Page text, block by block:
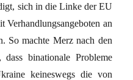
sich in die Linke der EU
Verhandlungsangeboten an
So machte Merz nach den
binationale Probleme
keineswegs die von